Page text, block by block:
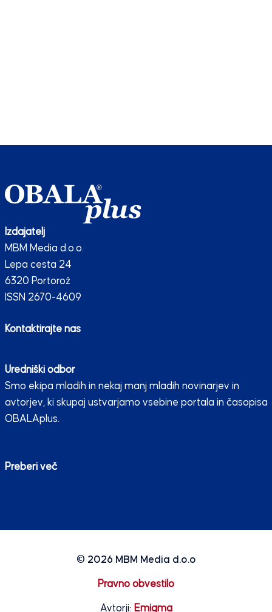
Izdajatelj
MBM Media d.o.o.
Lepa cesta 24
6320 Portorož
ISSN 2670-4609
Kontaktirajte nas
Uredniški odbor
Smo ekipa mladih in nekaj manj mladih novinarjev in
avtorjev, ki skupaj ustvarjamo vsebine portala in časopisa
OBALAplus.
Preberi več
© 2026 MBM Media d.o.o
Pravno obvestilo
Avtorji: Emigma